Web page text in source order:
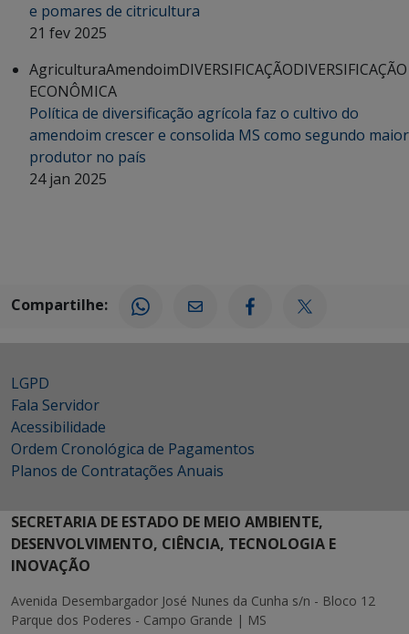
e pomares de citricultura
21 fev 2025
AgriculturaAmendoimDIVERSIFICAÇÃODIVERSIFICAÇÃO
ECONÔMICA
Política de diversificação agrícola faz o cultivo do
amendoim crescer e consolida MS como segundo maior
produtor no país
24 jan 2025
Compartilhe:
LGPD
Fala Servidor
Acessibilidade
Ordem Cronológica de Pagamentos
Planos de Contratações Anuais
SECRETARIA DE ESTADO DE MEIO AMBIENTE,
DESENVOLVIMENTO, CIÊNCIA, TECNOLOGIA E
INOVAÇÃO
Avenida Desembargador José Nunes da Cunha s/n - Bloco 12
Parque dos Poderes - Campo Grande | MS